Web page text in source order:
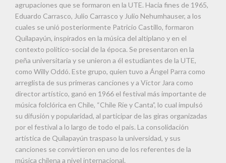
agrupaciones que se formaron en la UTE. Hacia fines de 1965,
Eduardo Carrasco, Julio Carrasco y Julio Nehumhauser, a los
cuales se unió posteriormente Patricio Castillo, formaron
Quilapayún, inspirados en la música del altiplano y en el
contexto político-social de la época. Se presentaron en la
peña universitaria y se unieron a él estudiantes de la UTE,
como Willy Oddó. Este grupo, quien tuvo a Ángel Parra como
arreglista de sus primeras canciones y a Víctor Jara como
director artístico, ganó en 1966 el festival más importante de
música folclórica en Chile, “Chile Ríe y Canta”, lo cual impulsó
su difusión y popularidad, al participar de las giras organizadas
por el festival a lo largo de todo el país. La consolidación
artística de Quilapayún traspaso la universidad, y sus
canciones se convirtieron en uno de los referentes de la
música chilena a nivel internacional.